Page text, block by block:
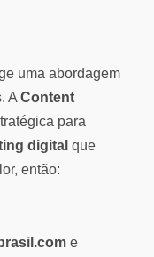
uma abordagem
A Content
para
digital que
então:
e